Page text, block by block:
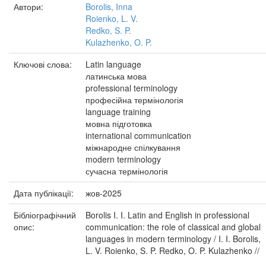
Автори:
Borolis, Inna
Roienko, L. V.
Redko, S. P.
Kulazhenko, O. P.
Ключові слова:
Latin language
латинська мова
professional terminology
професійна термінологія
language training
мовна підготовка
international communication
міжнародне спілкування
modern terminology
сучасна термінологія
Дата публікації:
жов-2025
Бібліографічний
опис:
Borolis I. I. Latin and English in professional
communication: the role of classical and global
languages in modern terminology / I. I. Borolis,
L. V. Roienko, S. P. Redko, O. P. Kulazhenko //